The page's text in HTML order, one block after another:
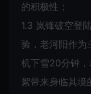
的积极性；
1.3 岚锋破空登
验，老河阳作为
机下雪20分钟
絮带来身临其境